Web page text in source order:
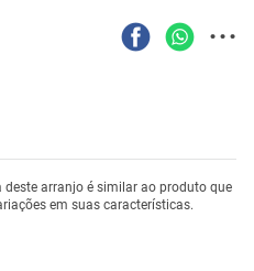
...
arranjo é similar ao produto que
em suas características.